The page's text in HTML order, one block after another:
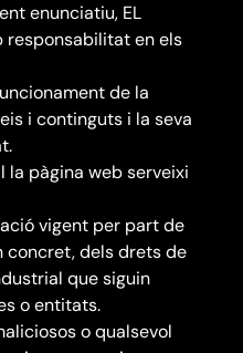
enunciatiu, EL
responsabilitat en els
de la
i continguts i la seva
la pàgina web serveixi
vigent per part de
concret, dels drets de
que siguin
o entitats.
o qualsevol